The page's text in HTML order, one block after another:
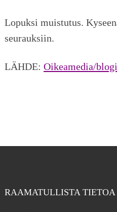
Lopuksi muistutus.
seurauksiin.
LÄHDE: Oikeamedia/
RAAMATULLISTA TIETOA